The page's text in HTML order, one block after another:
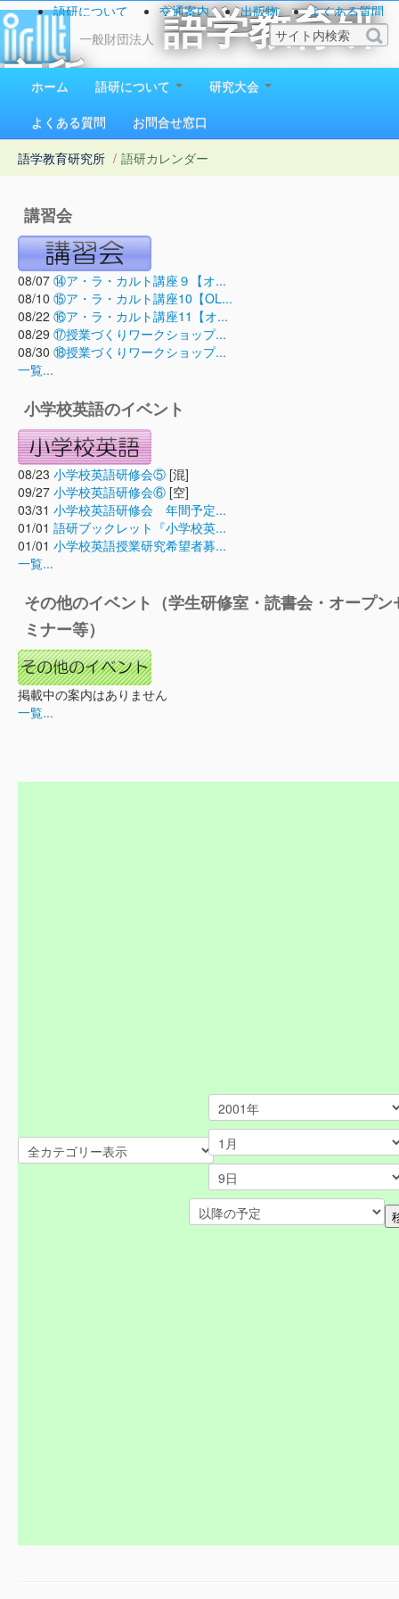
一般財団法人
語学教育研
究所
1923（大正12）年創立
語研について 交通案内 出版物
よくある質問
お問い合わせ
ホーム 語研について
研究大会
よくある質問
お問合せ窓口
語学教育研究所 / 語研カレンダー
講習会
08/07 ⑭ア・ラ・カルト講座９【オ...
08/10 ⑮ア・ラ・カルト講座10【OL...
08/22 ⑯ア・ラ・カルト講座11【オ...
08/29 ⑰授業づくりワークショップ...
08/30 ⑱授業づくりワークショップ...
一覧...
小学校英語のイベント
08/23 小学校英語研修会⑤ [混]
09/27 小学校英語研修会⑥ [空]
03/31 小学校英語研修会 年間予定...
01/01 語研ブックレット『小学校英...
01/01 小学校英語授業研究希望者募...
一覧...
その他のイベント（学生研修室・読書会・オープン
ミナー等）
掲載中の案内はありません
一覧...